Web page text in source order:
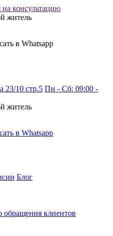
на консультацию
в Whatsapp
23/10 стр.5 Пн - Сб: 09:00 -
в Whatsapp
Блог
обращения клиентов